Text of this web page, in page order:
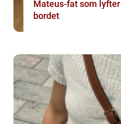
Mateus-fat som
bordet